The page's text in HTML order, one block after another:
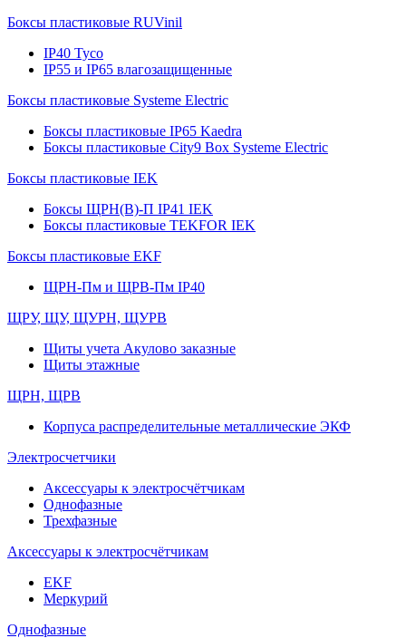
Боксы пластиковые RUVinil
IP40 Тусо
IP55 и IP65 влагозащищенные
Боксы пластиковые Systeme Electric
Боксы пластиковые IP65 Kaedra
Боксы пластиковые City9 Box Systeme Electric
Боксы пластиковые IEK
Боксы ЩРН(В)-П IP41 IEK
Боксы пластиковые TEKFOR IEK
Боксы пластиковые EKF
ЩРН-Пм и ЩРВ-Пм IP40
ЩРУ, ЩУ, ЩУРН, ЩУРВ
Щиты учета Акулово заказные
Щиты этажные
ЩРН, ЩРВ
Корпуса распределительные металлические ЭКФ
Электросчетчики
Аксессуары к электросчётчикам
Однофазные
Трехфазные
Аксессуары к электросчётчикам
EKF
Меркурий
Однофазные